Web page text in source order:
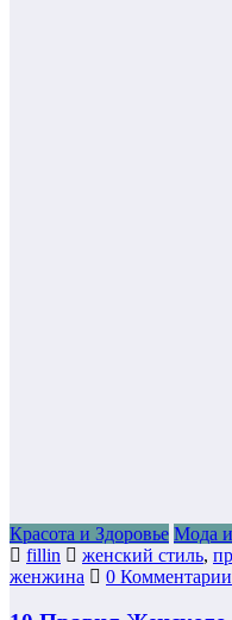
Красота и Здоровье Мода
fillin
женский стиль,
женжина
0 Комментарии